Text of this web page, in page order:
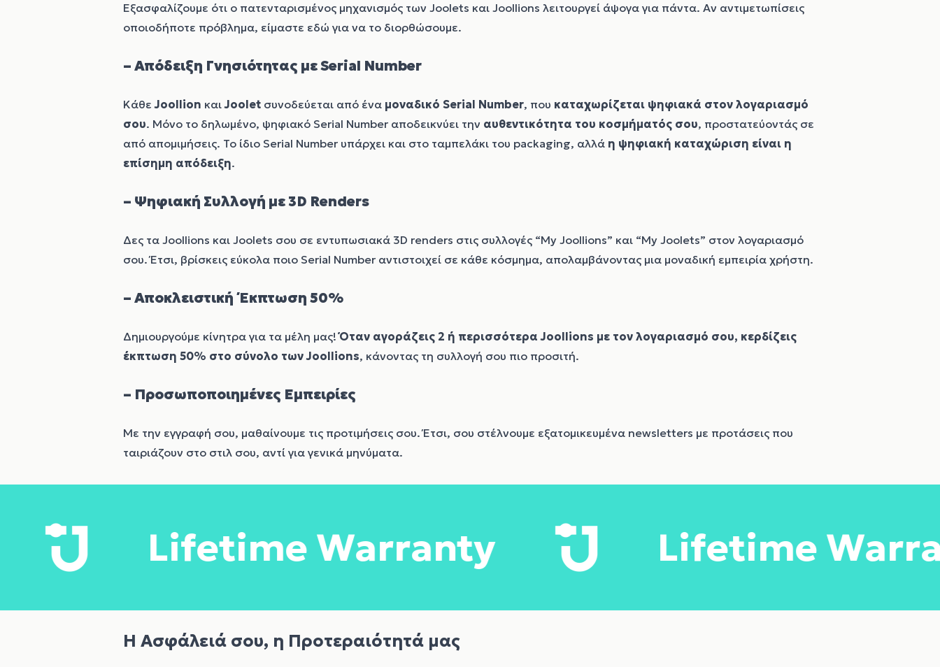
Εξασφαλίζουμε ότι ο πατενταρισμένος μηχανισμός των Joolets και Joollions λειτουργεί άψογα για πάντα. Αν αντιμετωπίσεις
οποιοδήποτε πρόβλημα, είμαστε εδώ για να το διορθώσουμε.
– Απόδειξη Γνησιότητας με Serial Number
ΚάθεJoollion καιJoolet συνοδεύεται από ένα μοναδικό Serial Number, που καταχωρίζεται ψηφιακά στον λογαριασμό
σου. Μόνο το δηλωμένο, ψηφιακό Serial Number αποδεικνύει την αυθεντικότητα του κοσμήματός σου, προστατεύοντάς σε
από απομιμήσεις. Το ίδιο Serial Number υπάρχει και στο ταμπελάκι του packaging, αλλά η ψηφιακή καταχώριση είναι η
επίσημη απόδειξη.
– Ψηφιακή Συλλογή με 3D Renders
Δες τα Joollions και Joolets σου σε εντυπωσιακά 3D renders στις συλλογές “My Joollions” και “My Joolets” στον λογαριασμό
σου. Έτσι, βρίσκεις εύκολα ποιο Serial Number αντιστοιχεί σε κάθε κόσμημα, απολαμβάνοντας μια μοναδική εμπειρία χρήστη.
– Αποκλειστική Έκπτωση 50%
Δημιουργούμε κίνητρα για τα μέλη μας!Όταν αγοράζεις 2 ή περισσότερα Joollions με τον λογαριασμό σου, κερδίζεις
έκπτωση 50% στο σύνολο των Joollions, κάνοντας τη συλλογή σου πιο προσιτή.
– Προσωποποιημένες Εμπειρίες
Με την εγγραφή σου, μαθαίνουμε τις προτιμήσεις σου. Έτσι, σου στέλνουμε εξατομικευμένα newsletters με προτάσεις που
ταιριάζουν στο στιλ σου, αντί για γενικά μηνύματα.
Warranty Lifetime Warranty
Η Ασφάλειά σου, η Προτεραιότητά μας